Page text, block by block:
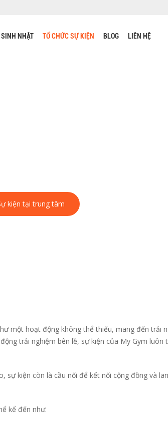
NHẬT TỔ CHỨC SỰ KIỆN BLOG LIÊN HỆ
kiện tại trung tâm
một hoạt động không thể thiếu, mang đến trải
trải nghiệm bên lề, sự kiện của My Gym
kiện còn là cầu nối để kết nối cộng đồng và
kể đến như: